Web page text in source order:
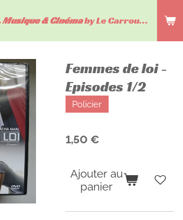
Musique & Cinémaby Le Carrousel du livre
Femmes de loi -
Episodes 1/2
Policier
1,50 €
Ajouter au
panier